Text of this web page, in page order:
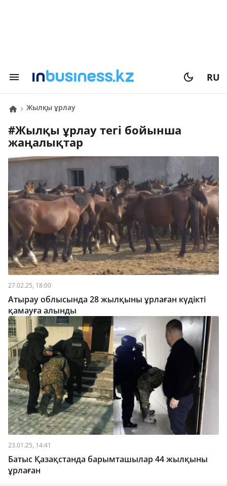
RU
жылқы ұрлау
# жылқы ұрлау тегі бойынша
жаңалықтар
27.02.25, 18:00
Атырау облысында 28 жылқыны ұрлаған күдікті
қамауға алынды
23.01.25, 14:41
Батыс Қазақстанда барымташылар 44 жылқыны
ұрлаған